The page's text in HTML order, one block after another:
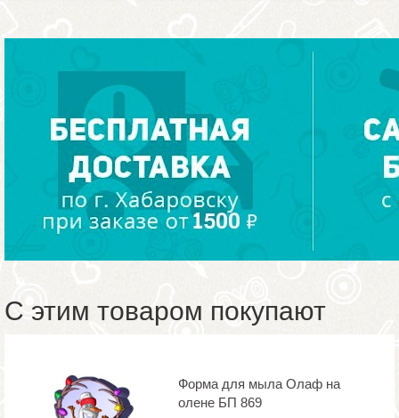
С этим товаром покупают
Форма для мыла Олаф на
олене БП 869